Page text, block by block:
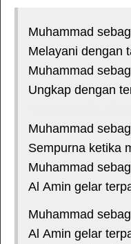
Muhammad
Melayani dengan
Muhammad
Ungkap dengan
Muhammad
Sempurna ketika
Muhammad
Al Amin gelar
Muhammad
Al Amin gelar